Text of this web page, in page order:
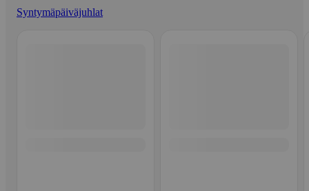
Syntymäpäiväjuhlat